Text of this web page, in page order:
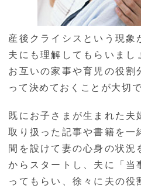
産後クライシスという現象
夫にも理解してもらいまし
お互いの家事や育児の役割
って決めておくことが大切で
既にお子さまが生まれた夫
取り扱った記事や書籍を一
間を設けて妻の心身の状況
からスタートし、夫に「当
ってもらい、徐々に夫の役